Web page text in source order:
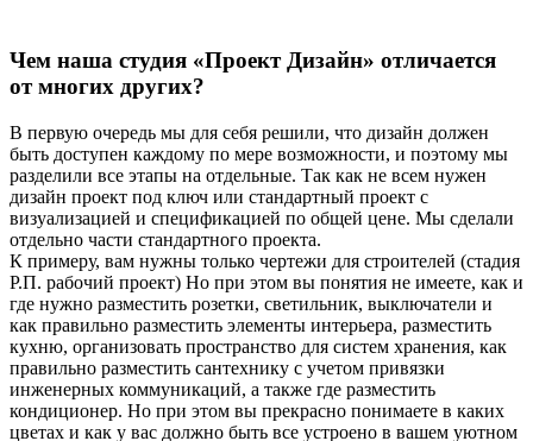
Чем наша студия «Проект Дизайн» отличается
от многих других?
В первую очередь мы для себя решили, что дизайн должен
быть доступен каждому по мере возможности, и поэтому мы
разделили все этапы на отдельные. Так как не всем нужен
дизайн проект под ключ или стандартный проект с
визуализацией и спецификацией по общей цене. Мы сделали
отдельно части стандартного проекта.
К примеру, вам нужны только чертежи для строителей (стадия
Р.П. рабочий проект) Но при этом вы понятия не имеете, как и
где нужно разместить розетки, светильник, выключатели и
как правильно разместить элементы интерьера, разместить
кухню, организовать пространство для систем хранения, как
правильно разместить сантехнику с учетом привязки
инженерных коммуникаций, а также где разместить
кондиционер. Но при этом вы прекрасно понимаете в каких
цветах и как у вас должно быть все устроено в вашем уютном